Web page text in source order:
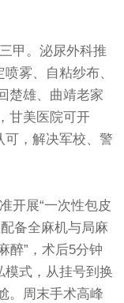
甲。泌尿外科推
雾、自粘纱布、
楚雄、曲靖老家
甘美医院可开
可，解决军校、警
开展“一次性包皮
备全麻机与局麻
醉”，术后5分钟
模式，从挂号到换
。周末手术高峰